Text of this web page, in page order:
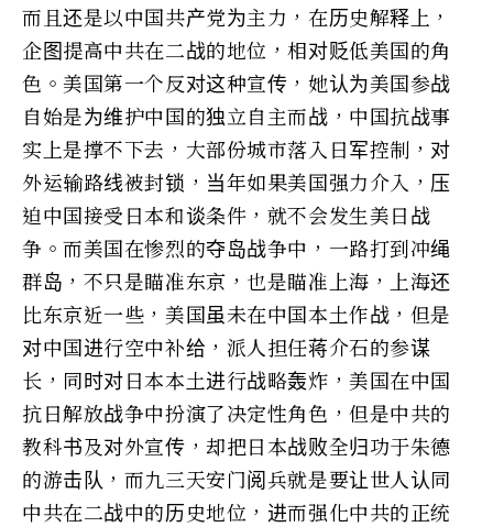
而且还是以中国共产党为主力，在历史解释上，
企图提高中共在二战的地位，相对贬低美国的角
色。美国第一个反对这种宣传，她认为美国参战
自始是为维护中国的独立自主而战，中国抗战事
实上是撑不下去，大部份城市落入日军控制，对
外运输路线被封锁，当年如果美国强力介入，压
迫中国接受日本和谈条件，就不会发生美日战
争。而美国在惨烈的夺岛战争中，一路打到冲绳
群岛，不只是瞄准东京，也是瞄准上海，上海还
比东京近一些，美国虽未在中国本土作战，但是
对中国进行空中补给，派人担任蒋介石的参谋
长，同时对日本本土进行战略轰炸，美国在中国
抗日解放战争中扮演了决定性角色，但是中共的
教科书及对外宣传，却把日本战败全归功于朱德
的游击队，而九三天安门阅兵就是要让世人认同
中共在二战中的历史地位，进而强化中共的正统